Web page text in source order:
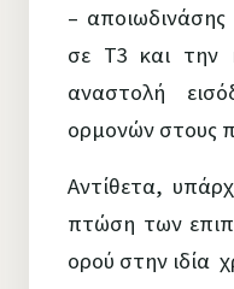
–
σε Τ3 και την
αναστολή
ορμονών στους
Αντίθετα,
πτώση των
ορού στην ιδία